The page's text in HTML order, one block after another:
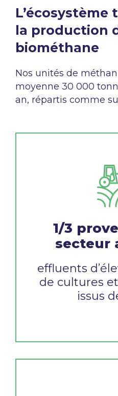
la production
biométhane
Nos unités de
moyenne 30 000
an, répartis comme
1/3
secteur
effluents
de cultures
issus